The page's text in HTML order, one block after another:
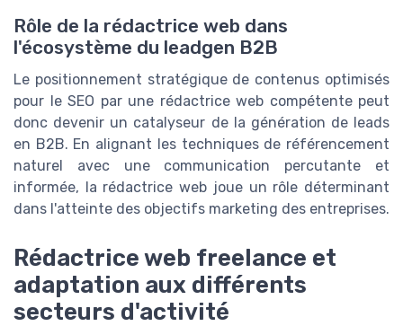
Rôle de la rédactrice web dans
l'écosystème du leadgen B2B
Le positionnement stratégique de contenus optimisés
pour le SEO par une rédactrice web compétente peut
donc devenir un catalyseur de la génération de leads
en B2B. En alignant les techniques de référencement
naturel avec une communication percutante et
informée, la rédactrice web joue un rôle déterminant
dans l'atteinte des objectifs marketing des entreprises.
Rédactrice web freelance et
adaptation aux différents
secteurs d'activité